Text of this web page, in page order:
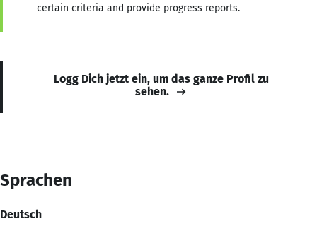
certain criteria and provide progress reports.
Logg Dich jetzt ein, um das ganze Profil zu
sehen.
Sprachen
Deutsch